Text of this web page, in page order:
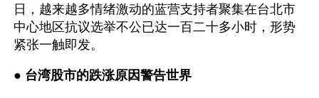
日，越来越多情绪激动的蓝营支持者聚集在台北市
中心地区抗议选举不公已达一百二十多小时，形势
紧张一触即发。
● 台湾股市的跌涨原因警告世界